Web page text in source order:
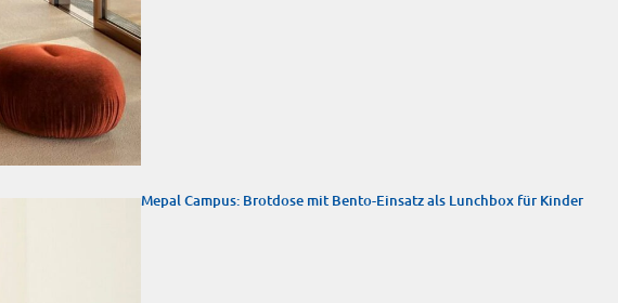
Mepal Campus: Brotdose mit Bento-Einsatz als Lunchbox für Kinder